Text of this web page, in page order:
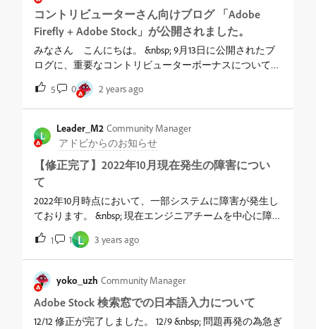
コントリビューターさん向けブログ 「Adobe
Firefly + Adobe Stock」が公開されました。
みなさん こんにちは。 &nbsp; 9月13日に公開されたブ
ログに、重要なコントリビューターボーナスについての
記述がありますので、こちらでも一部抜粋してご紹介し
ます。 既にコントリビューターさんである方も、検討
されている方もご一読ください。 &nbsp;
Adobe Fireflyコント
リビューター ボーナス フォトグラファー、デザイナ
ー、イラストレーター、映像制作者、マルチメディアア
ーティストなど、あらゆるジャンルを横断するAdobe
Stockコントリビューターコミュニティは、クリエイテ
ィブなプロセスに欠かせない貢献者です。 &nbsp; そして
とAdobe Fireflyのトレーニングという2つの側面において
不可欠な存在です。Adobe Stockユーザーは、ストック素
材を使って作品の価値を高めたり、あらゆるかたちのア
イデア検討に役立てたりしていますが、Adobe Fireflyは
そのプロセスを加速する有用な副操縦士と位置づけるこ
とができます。 &nbsp; これは、Adobe Stockコントリビュ
5 0 2 years ago
L
Leader_M2 Community Manager
アドビからのお知らせ
【修正完了】2022年10月現在発生の障害につい
て
2022年10月時点において、一部システムに障害が発生し
ております。 &nbsp; 現在エンジニアチームを中心に障害
の修復に努めておりますが、それぞれの問題につきまし
て、今できる回避策をご紹介させていただきます。アッ
プデートがあり次第、本ページの内容も更新してまいり
ます。 ご不便おかけし恐縮ではございますが、ご確認
お願いいたします。 &nbsp; &nbsp; 【問題①】縦長の動画
素材が購入時にエラーを出してしまう。「無料でライセ
ンス」や「ライセンスを取得」のボタンをクリックして
1 1 L 3 years ago
yoko_uzh Community Manager
Adobe Stock 検索窓での日本語入力について
12/12 修正が完了しました。 12/9 &nbsp; 問題再発の為急ぎ